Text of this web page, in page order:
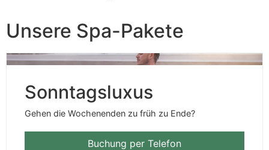
Unsere Spa-Pakete
Sonntagsluxus
Gehen die Wochenenden zu früh zu Ende?
Buchung per Telefon